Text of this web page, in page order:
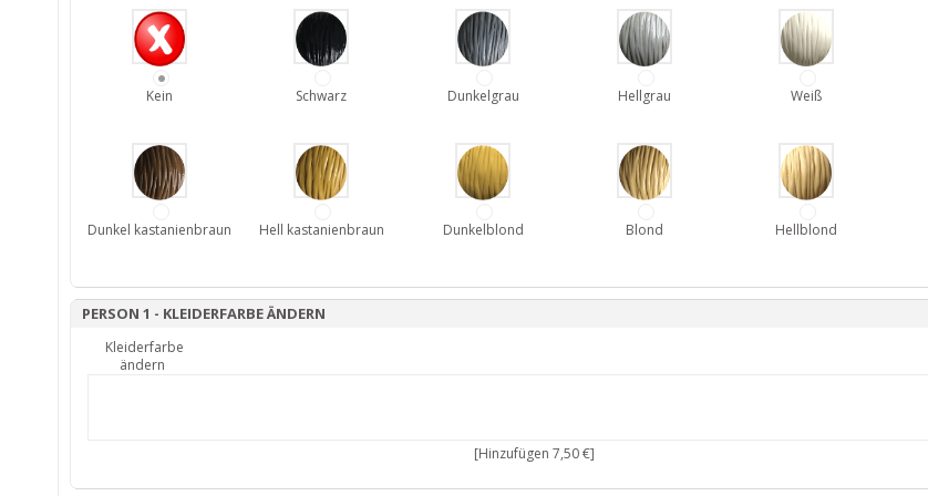
Kein Schwarz Dunkelgrau Hellgrau Weiß
Dunkel kastanienbraun Hell kastanienbraun Dunkelblond Blond Hellblond
PERSON 1 - KLEIDERFARBE ÄNDERN
Kleiderfarbe
ändern
[Hinzufügen 7,50 €]